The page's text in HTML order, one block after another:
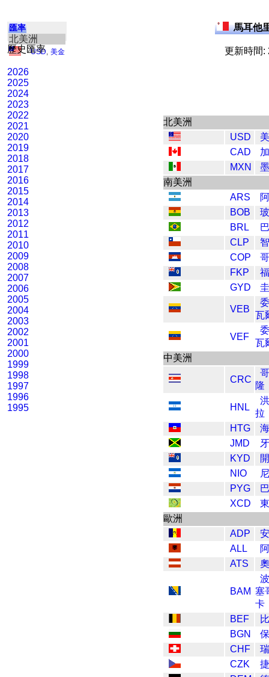
匯率
北美洲
USD 美金
歷史匯率
2026
2025
2024
2023
2022
2021
2020
2019
2018
2017
2016
2015
2014
2013
2012
2011
2010
2009
2008
2007
2006
2005
2004
2003
2002
2001
2000
1999
1998
1997
1996
1995
馬耳他
更新時間:
北美洲
USD
CAD
MXN
南美洲
ARS
BOB
BRL
CLP
COP
FKP
GYD
VEB
瓦
VEF
瓦
中美洲
CRC
隆
HNL
拉
HTG
JMD
KYD
NIO
PYG
XCD
歐洲
ADP
ALL
ATS
BAM 塞
卡
BEF
BGN
CHF
CZK